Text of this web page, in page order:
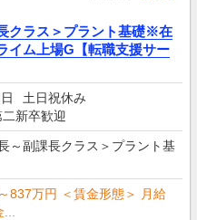
クラス＞プラント基礎※在
イム上場G【転職支援サー
土日祝休み
二新卒歓迎
～副課長クラス＞プラント基
837万円 ＜賃金形態＞ 月給